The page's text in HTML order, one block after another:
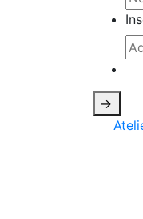
->